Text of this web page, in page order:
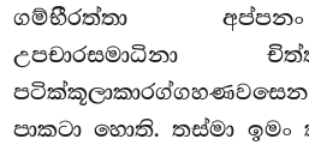
ගම්භීරත්තා
උපචාරසමාධිනා
පාකටා හොති. තස්මා ඉමං